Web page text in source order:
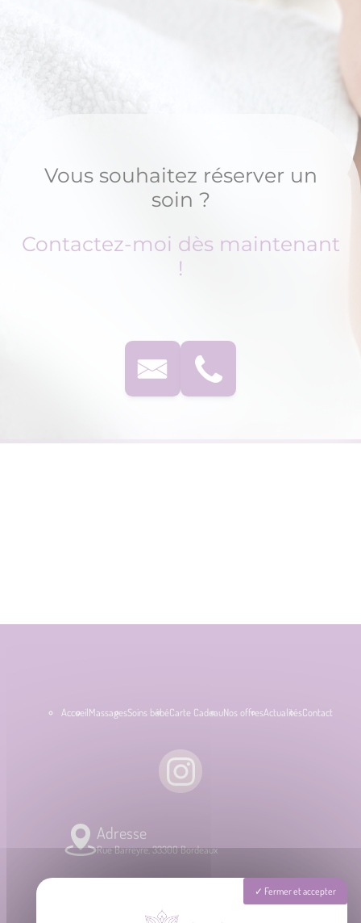
Vous souhaitez réserver un
soin ?
Contactez-moi dès maintenant
!
AccueilMassagesSoins bébéCarte CadeauNos offresActualitésContact
Adresse
Rue Barreyre, 33300 Bordeaux
Fermer et accepter